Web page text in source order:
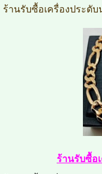
ร้านรับซื้อเครื่องประดับ
ร้านรับซื้อ